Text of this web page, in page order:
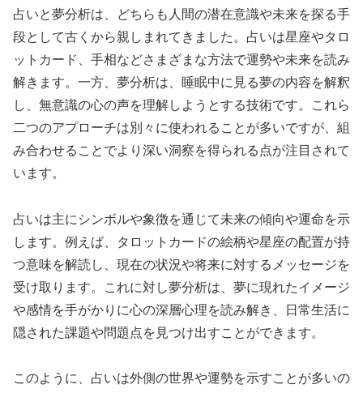
占いと夢分析は、どちらも人間の潜在意識や未来を探る手
段として古くから親しまれてきました。占いは星座やタロ
ットカード、手相などさまざまな方法で運勢や未来を読み
解きます。一方、夢分析は、睡眠中に見る夢の内容を解釈
し、無意識の心の声を理解しようとする技術です。これら
二つのアプローチは別々に使われることが多いですが、組
み合わせることでより深い洞察を得られる点が注目されて
います。
占いは主にシンボルや象徴を通じて未来の傾向や運命を示
します。例えば、タロットカードの絵柄や星座の配置が持
つ意味を解読し、現在の状況や将来に対するメッセージを
受け取ります。これに対し夢分析は、夢に現れたイメージ
や感情を手がかりに心の深層心理を読み解き、日常生活に
隠された課題や問題点を見つけ出すことができます。
このように、占いは外側の世界や運勢を示すことが多いの